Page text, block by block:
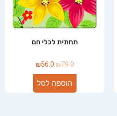
תחתית לכלי חם
₪79.0
₪56.0
הוספה לסל